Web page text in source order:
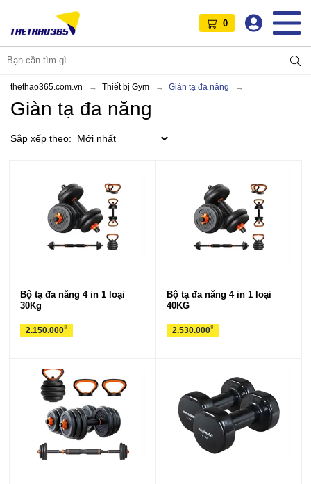
0
thethao365.com.vn Thiết bị Gym Giàn tạ đa năng
Giàn tạ đa năng
Sắp xếp theo:
Bộ tạ đa năng 4 in 1 loại
30Kg
2.150.000₫
Bộ tạ đa năng 4 in 1 loại
40KG
2.530.000₫